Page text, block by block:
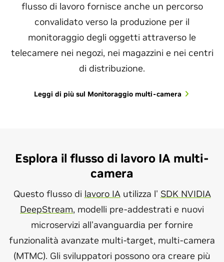
flusso di lavoro fornisce anche un percorso
convalidato verso la produzione per il
monitoraggio degli oggetti attraverso le
telecamere nei negozi, nei magazzini e nei centri
di distribuzione.
Leggi di più sul Monitoraggio multi-camera
Esplora il flusso di lavoro IA multi-
camera
Questo flusso di lavoro IAutilizza l' SDK NVIDIA
DeepStream, modelli pre-addestrati e nuovi
microservizi all'avanguardia per fornire
funzionalità avanzate multi-target, multi-camera
(MTMC). Gli sviluppatori possono ora creare più